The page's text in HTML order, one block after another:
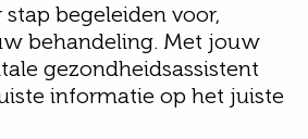
begeleiden voor,
behandeling. Met jouw
gezondheidsassistent
informatie op het juiste